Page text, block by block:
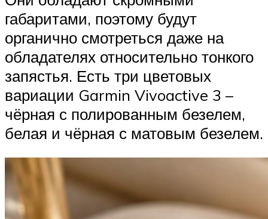
габаритами, поэтому будут
органично смотреться даже на
обладателях относительно тонкого
запястья. Есть три цветовых
вариации Garmin Vivoactive 3 –
чёрная с полированным безелем,
белая и чёрная с матовым безелем.